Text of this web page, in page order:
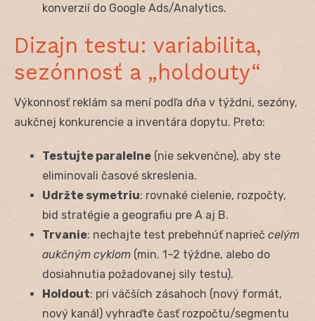
konverzií do Google Ads/Analytics.
Dizajn testu: variabilita,
sezónnosť a „holdouty“
Výkonnosť reklám sa mení podľa dňa v týždni, sezóny,
aukčnej konkurencie a inventára dopytu. Preto:
Testujte paralelne (nie sekvenčne), aby ste
eliminovali časové skreslenia.
Udržte symetriu: rovnaké cielenie, rozpočty,
bid stratégie a geografiu pre A aj B.
Trvanie: nechajte test prebehnúť naprieč celým
aukčným cyklom (min. 1–2 týždne, alebo do
dosiahnutia požadovanej sily testu).
Holdout: pri väčších zásahoch (nový formát,
nový kanál) vyhraďte časť rozpočtu/segmentu